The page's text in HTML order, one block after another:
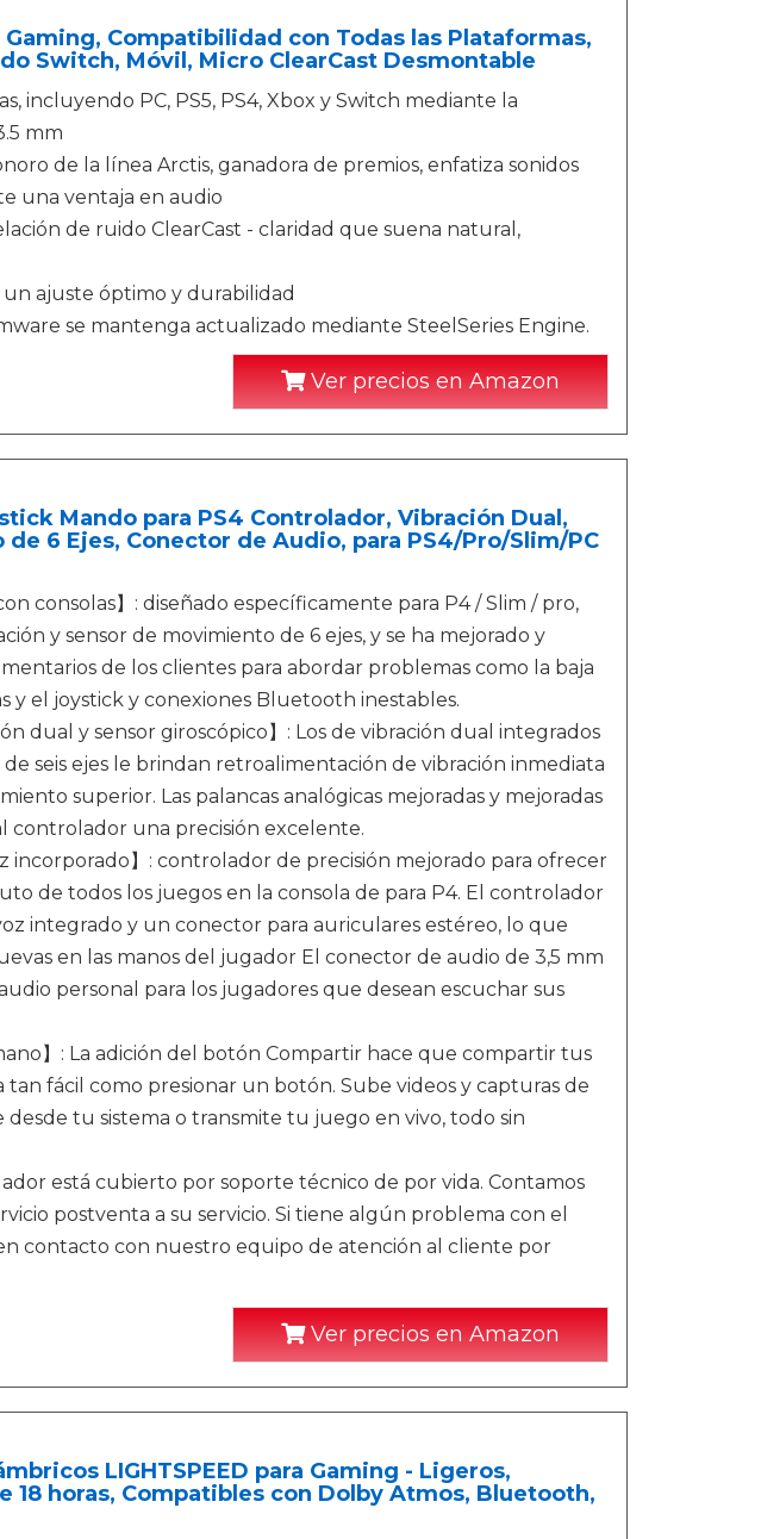
Compatibilidad con Todas las Plataformas,
Switch, Móvil, Micro ClearCast Desmontable
incluyendo PC, PS5, PS4, Xbox y Switch mediante la
mm
de la línea Arctis, ganadora de premios, enfatiza sonidos
una ventaja en audio
de ruido ClearCast - claridad que suena natural,
ajuste óptimo y durabilidad
se mantenga actualizado mediante SteelSeries Engine.
Ver precios en Amazon
Mando para PS4 Controlador, Vibración Dual,
6 Ejes, Conector de Audio, para PS4/Pro/Slim/PC
consolas】: diseñado específicamente para P4 / Slim / pro,
y sensor de movimiento de 6 ejes, y se ha mejorado y
de los clientes para abordar problemas como la baja
y el joystick y conexiones Bluetooth inestables.
dual y sensor giroscópico】: Los de vibración dual integrados
seis ejes le brindan retroalimentación de vibración inmediata
superior. Las palancas analógicas mejoradas y mejoradas
controlador una precisión excelente.
incorporado】: controlador de precisión mejorado para ofrecer
de todos los juegos en la consola de para P4. El controlador
integrado y un conector para auriculares estéreo, lo que
en las manos del jugador El conector de audio de 3,5 mm
personal para los jugadores que desean escuchar sus
】: La adición del botón Compartir hace que compartir tus
fácil como presionar un botón. Sube videos y capturas de
tu sistema o transmite tu juego en vivo, todo sin
está cubierto por soporte técnico de por vida. Contamos
postventa a su servicio. Si tiene algún problema con el
contacto con nuestro equipo de atención al cliente por
Ver precios en Amazon
LIGHTSPEED para Gaming - Ligeros,
horas, Compatibles con Dolby Atmos, Bluetooth,